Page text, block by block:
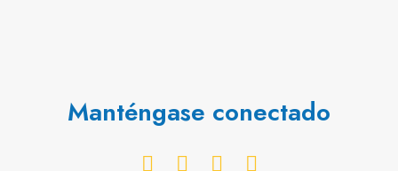
Manténgase conectado